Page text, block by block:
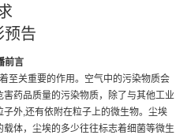
告
前言
至关重要的作用。空气中的污染物质会
药品质量的污染物质，除了与其他工业
外,还有依附在粒子上的微生物。尘埃
体，尘埃的多少往往标志着细菌等微生